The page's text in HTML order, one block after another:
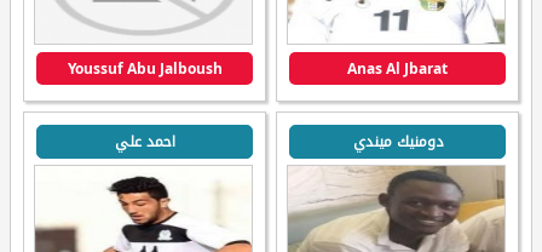
Anas Al Jbarat
Youssuf Abu Jalboush
دومنيك ميندي احمد علي